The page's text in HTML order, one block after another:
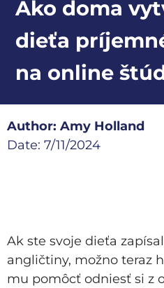
Ako doma
dieťa
na online
Author: Amy Holland
Date: 7/11/2024
Ak ste svoje dieťa
angličtiny, možno teraz
mu pomôcť odniesť si z